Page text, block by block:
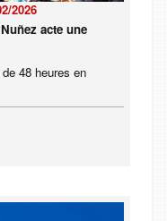
2026
acte une
48 heures en